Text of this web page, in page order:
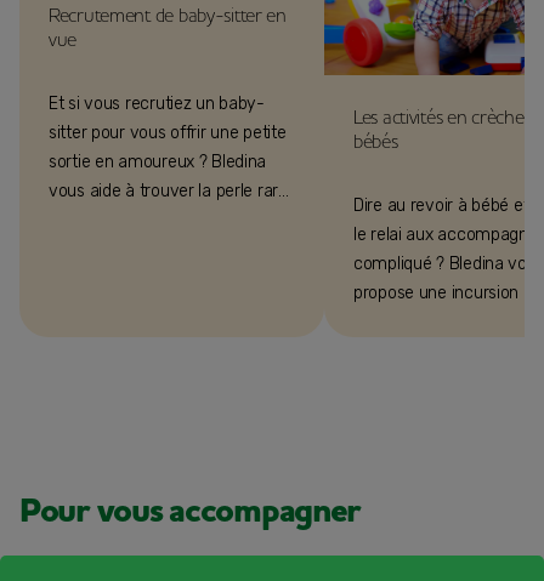
Recrutement de baby-sitter en
vue
Et si vous recrutiez un baby-
sitter pour vous offrir une petite
sortie en amoureux ? Bledina
vous aide à trouver la perle rare
Les activités en crèche
bébés
Dire au revoir à bébé et
le relai aux
compliqué ? Bledina vous
propose une incursion à
Pour vous accompagner